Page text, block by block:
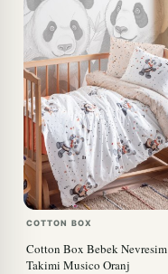
COTTON BOX
Cotton Box Bebek Nevresim
Takimi Musico Oranj